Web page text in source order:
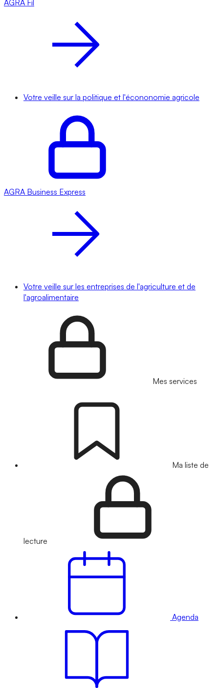
AGRA Fil
Votre veille sur la politique et l'écononomie agricole
AGRA Business Express
Votre veille sur les entreprises de l'agriculture et de
l'agroalimentaire
Mes services
Ma liste de
lecture
Agenda